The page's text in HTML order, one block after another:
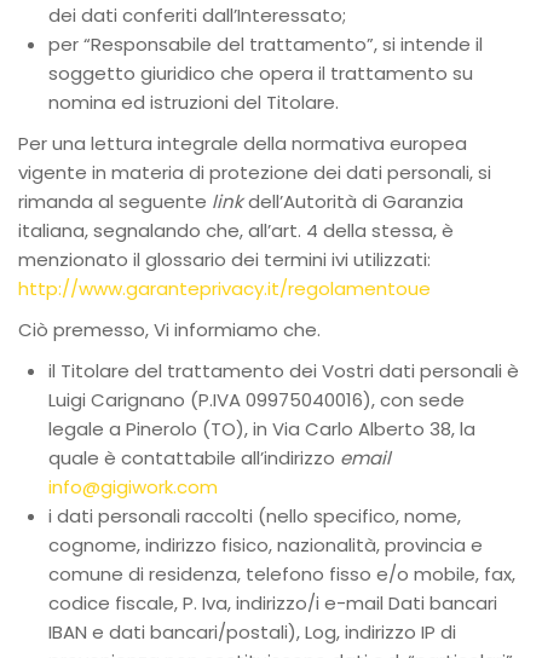
dei dati conferiti dall’Interessato;
per “Responsabile del trattamento”, si intende il
soggetto giuridico che opera il trattamento su
nomina ed istruzioni del Titolare.
Per una lettura integrale della normativa europea
vigente in materia di protezione dei dati personali, si
rimanda al seguente linkdell’Autorità di Garanzia
italiana, segnalando che, all’art. 4 della stessa, è
menzionato il glossario dei termini ivi utilizzati:
http://www.garanteprivacy.it/regolamentoue
Ciò premesso, Vi informiamo che.
il Titolare del trattamento dei Vostri dati personali è
Luigi Carignano (P.IVA 09975040016), con sede
legale a Pinerolo (TO), in Via Carlo Alberto 38, la
quale è contattabile all’indirizzo email
info@gigiwork.com
i dati personali raccolti (nello specifico, nome,
cognome, indirizzo fisico, nazionalità, provincia e
comune di residenza, telefono fisso e/o mobile, fax,
codice fiscale, P. Iva, indirizzo/i e-mail Dati bancari
IBAN e dati bancari/postali), Log, indirizzo IP di